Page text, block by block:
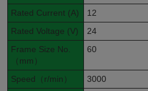
Rated Current (A)
12
Rated Voltage (V)
24
Frame Size No.
（mm）
60
Speed（r/min）
3000